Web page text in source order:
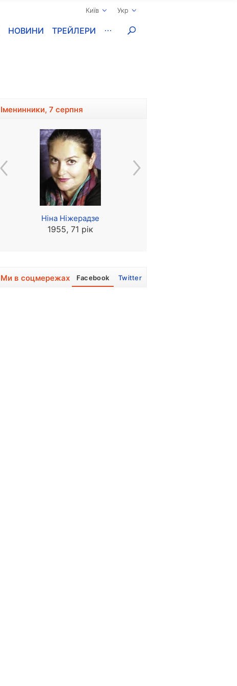
Київ Укр
НОВИНИ ТРЕЙЛЕРИ
Іменинники, 7 серпня
Ніна Ніжерадзе
1955, 71 рік
Ми в соцмережах Facebook Twitter